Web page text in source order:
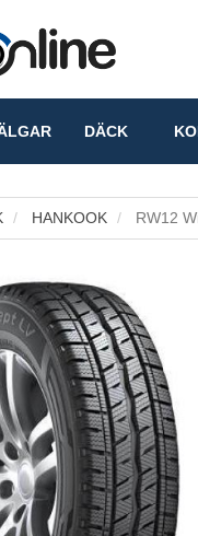
DÄCK
HANKOOK RW12